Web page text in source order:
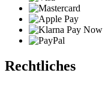
Rechtliches